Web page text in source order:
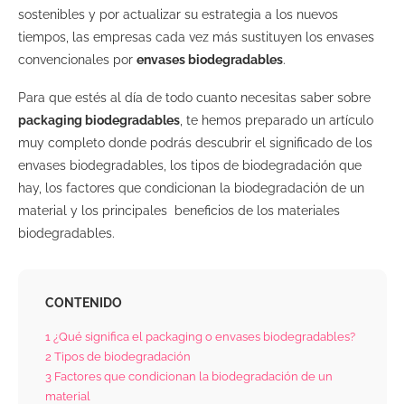
sostenibles y por actualizar su estrategia a los nuevos
tiempos, las empresas cada vez más sustituyen los envases
convencionales por envases biodegradables.
Para que estés al día de todo cuanto necesitas saber sobre
packaging biodegradables , te hemos preparado un artículo
muy completo donde podrás descubrir el significado de los
envases biodegradables, los tipos de biodegradación que
hay, los factores que condicionan la biodegradación de un
material y los principales beneficios de los materiales
biodegradables.
CONTENIDO
1 ¿Qué significa el packaging o envases biodegradables?
2 Tipos de biodegradación
3 Factores que condicionan la biodegradación de un
material